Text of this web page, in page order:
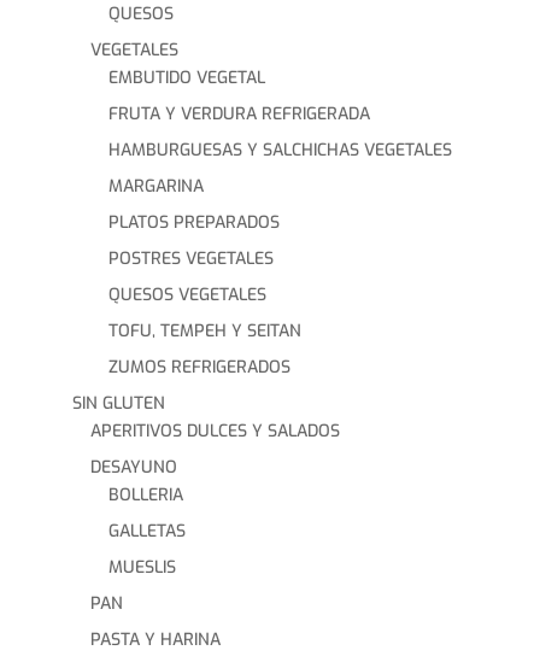
QUESOS
VEGETALES
EMBUTIDO VEGETAL
FRUTA Y VERDURA REFRIGERADA
HAMBURGUESAS Y SALCHICHAS VEGETALES
MARGARINA
PLATOS PREPARADOS
POSTRES VEGETALES
QUESOS VEGETALES
TOFU, TEMPEH Y SEITAN
ZUMOS REFRIGERADOS
SIN GLUTEN
APERITIVOS DULCES Y SALADOS
DESAYUNO
BOLLERIA
GALLETAS
MUESLIS
PAN
PASTA Y HARINA